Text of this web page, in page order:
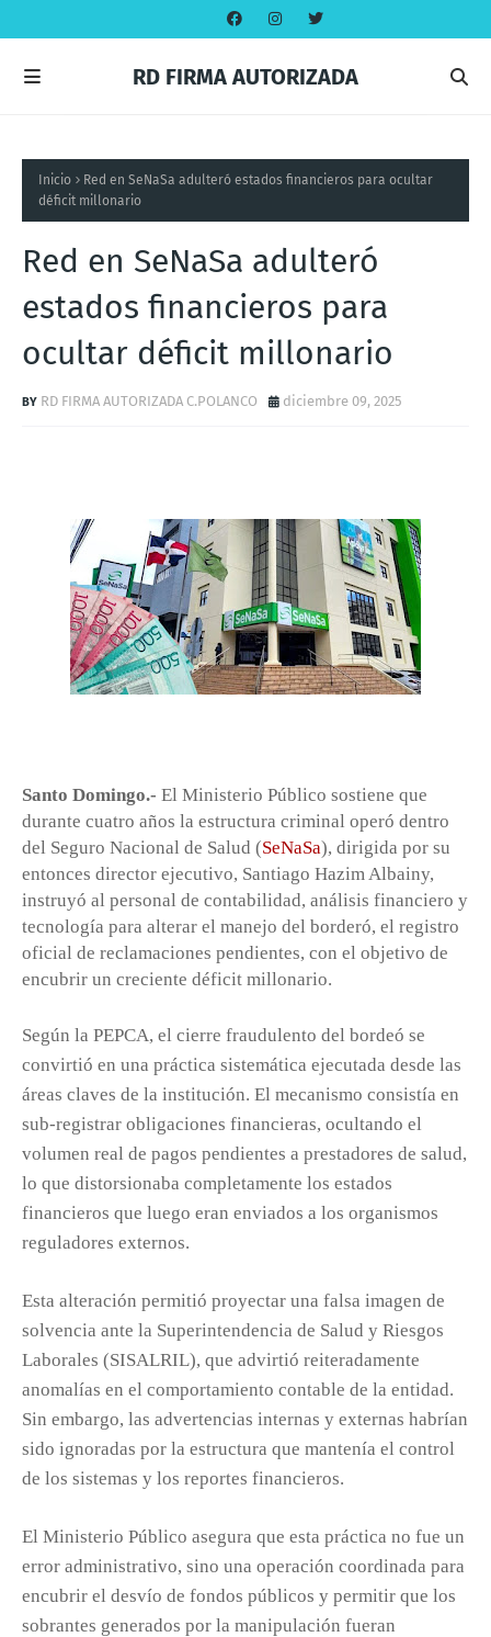
RD FIRMA AUTORIZADA
Inicio
Red en SeNaSa adulteró estados financieros para ocultar
déficit millonario
Red en SeNaSa adulteró
estados financieros para
ocultar déficit millonario
RD FIRMA AUTORIZADA C.POLANCO diciembre 09, 2025
Santo Domingo.- El Ministerio Público sostiene que
durante cuatro años la estructura criminal operó dentro
del Seguro Nacional de Salud (SeNaSa), dirigida por su
entonces director ejecutivo, Santiago Hazim Albainy,
instruyó al personal de contabilidad, análisis financiero y
tecnología para alterar el manejo del borderó, el registro
oficial de reclamaciones pendientes, con el objetivo de
encubrir un creciente déficit millonario.
Según la PEPCA, el cierre fraudulento del bordeó se
convirtió en una práctica sistemática ejecutada desde las
áreas claves de la institución. El mecanismo consistía en
sub-registrar obligaciones financieras, ocultando el
volumen real de pagos pendientes a prestadores de salud,
lo que distorsionaba completamente los estados
financieros que luego eran enviados a los organismos
reguladores externos.
Esta alteración permitió proyectar una falsa imagen de
solvencia ante la Superintendencia de Salud y Riesgos
Laborales (SISALRIL), que advirtió reiteradamente
anomalías en el comportamiento contable de la entidad.
Sin embargo, las advertencias internas y externas habrían
sido ignoradas por la estructura que mantenía el control
de los sistemas y los reportes financieros.
El Ministerio Público asegura que esta práctica no fue un
error administrativo, sino una operación coordinada para
encubrir el desvío de fondos públicos y permitir que los
sobrantes generados por la manipulación fueran